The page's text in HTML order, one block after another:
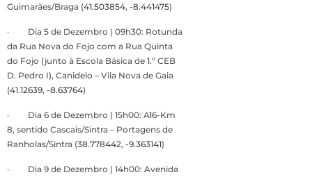
Guimarães/Braga (41.503854, -8.441475)
· Dia 5 de Dezembro | 09h30: Rotunda
da Rua Nova do Fojo com a Rua Quinta
do Fojo (junto à Escola Básica de 1.º CEB
D. Pedro I), Canidelo – Vila Nova de Gaia
(41.12639, -8.63764)
· Dia 6 de Dezembro | 15h00: A16-Km
8, sentido Cascais/Sintra – Portagens de
Ranholas/Sintra (38.778442, -9.363141)
· Dia 9 de Dezembro | 14h00: Avenida